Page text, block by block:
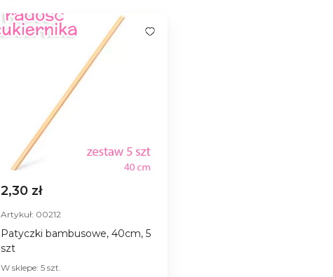
2,30 zł
Artykuł: 00212
Patyczki bambusowe, 40cm, 5
szt
W sklepe: 5 szt.